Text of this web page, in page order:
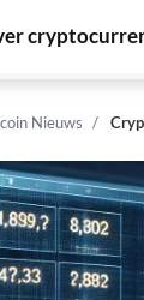
Nieuws